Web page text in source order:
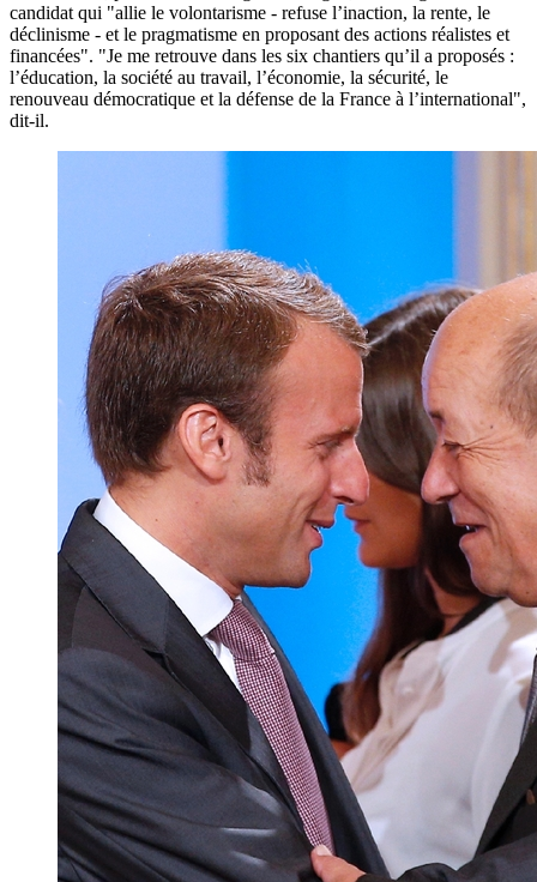
candidat qui "allie le volontarisme - refuse l’inaction, la rente, le
déclinisme - et le pragmatisme en proposant des actions réalistes et
financées". "Je me retrouve dans les six chantiers qu’il a proposés :
l’éducation, la société au travail, l’économie, la sécurité, le
renouveau démocratique et la défense de la France à l’international",
dit-il.